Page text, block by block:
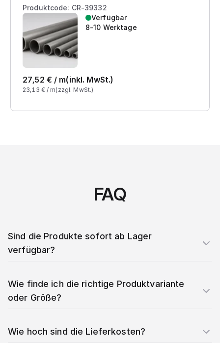
Produktcode: CR-39332
Verfügbar
8-10 Werktage
27,52 € / m(inkl. MwSt.)
23,13 € / m(zzgl. MwSt.)
FAQ
Sind die Produkte sofort ab Lager
verfügbar?
Wie finde ich die richtige Produktvariante
oder Größe?
Wie hoch sind die Lieferkosten?